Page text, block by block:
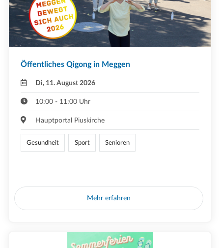
Öffentliches Qigong in Meggen
Di, 11. August 2026
10:00 - 11:00 Uhr
Hauptportal Piuskirche
Gesundheit Sport Senioren
Mehr erfahren